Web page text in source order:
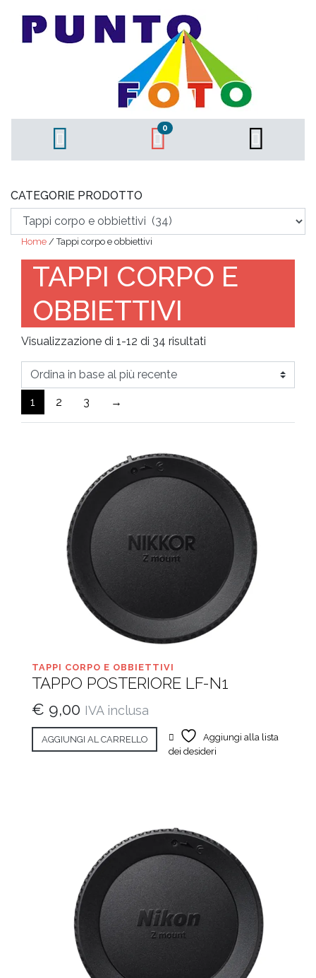
0
CATEGORIE PRODOTTO
Home / Tappi corpo e obbiettivi
TAPPI CORPO E
OBBIETTIVI
Visualizzazione di 1-12 di 34 risultati
al
recente
1 2 3 →
TAPPI CORPO E OBBIETTIVI
TAPPO POSTERIORE LF-N1
€ 9,00 IVA inclusa
AGGIUNGI AL CARRELLO
Aggiungi alla lista
dei desideri